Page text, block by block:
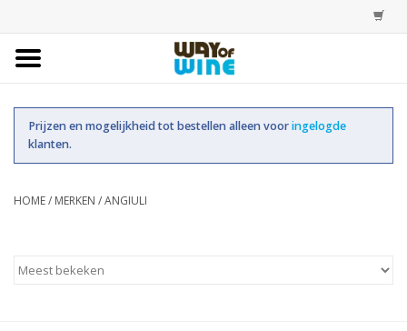
Bestellingen
Prijzen en mogelijkheid tot bestellen alleen vooringelogde
klanten.
HOME/ MERKEN /ANGIULI